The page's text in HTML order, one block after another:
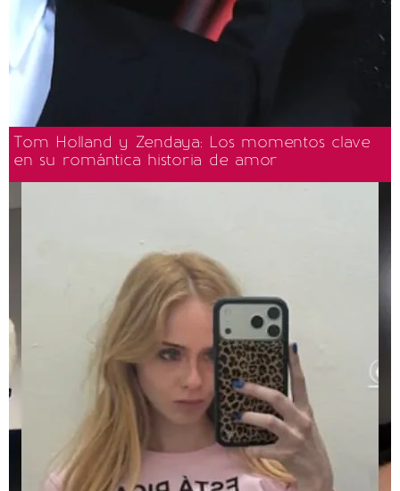
Tom Holland y Zendaya: Los momentos clave
en su romántica historia de amor